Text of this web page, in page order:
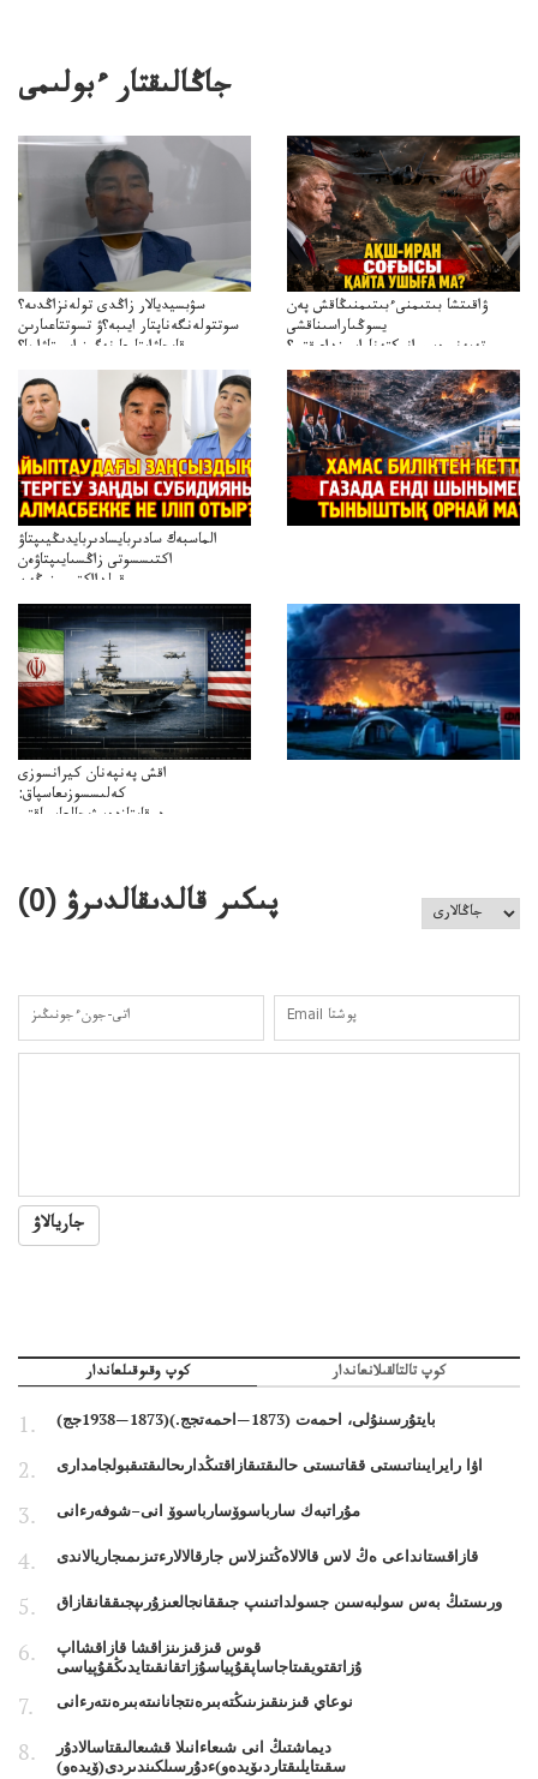
جاڭالىقتار ءبولىمى
سۋبسيديالار زاڭدى تولەنزاڭدىە؟
سوتتولەنگەناپتار ايىبە؟ۋ تسوتتاعىارىن
قايجاۋاپتارعا نەگىز ايىپتاۋا ما؟
تۇجىرىمدارىنقايتاقاراۋعانەگىزبولاالاما؟
ۋاقىتشا بىتىمنىءبىتىمنىڭاقش پەن
يسوڭىاراسىناقشى
تەپەنىرەسيرانىكتەناراسىنداعىقتى؟
تەكەتىرەسنەلىكتەنقايتاۋشىقتى؟
الماسبەك سادىربايسادىربايدىڭيىپتاۋ
اكتىسسوتى زاڭسىايىپتاۋەن
قولدااكتىسىنىڭەن
ميلليونزاڭسىزدىعىمەنقولدانوسىرىلگەنميلليوندار
اقش پەنپەنان كيرانسوزى
كەلىسسوزىعاسپاق:
دوقايتازدەسۋىجالعاسپاقتى
پىكىر قالدىقالدىرۋ (0
)
جاريالاۋ
كوپ وقىوقىلعاندار كوپ تالتالقىلانعاندار
بايتۇرسىنۇلى، احمەت (1873—احمەتجج.)(1873—1938جج)
اۋا رايرايىناتىستى ققاتىستى حالىقتىقازاقتىڭدارىحالىقتىقبولجامدارى
مۇراتبەك سارباسوۆسارباسوۆ انى–شوفەرءانى
قازاقستانداعى ەڭ لاس قالالاەڭتىزلاس جارقالالارءتىزىمىجاريالاندى
ورىستىڭ بەس سولبەسىن جسولداتىنىپ جىققانجالعىزۇرىپجىققانقازاق
قوس قىزقىزىنزاقشا قازاقشااپ
ۇزاتقتويقىتاجاساپقۇپياسۇزاتقانقىتايدىڭقۇپياسى
نوعاي قىزىنقىزىنىڭتەبىرەنتجانانىتەبىرەنتەرءانى
ديماشتىڭ انى شىعاءانىلا قشىعالىقتاسالادۇر
سقىتايلىقتاردىۆيدەو)ءدۇرسىلكىندىردى(ۆيدەو)